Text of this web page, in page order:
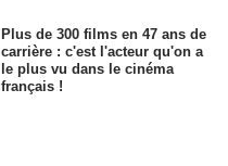
Plus de 300 films en 47 ans de
carrière : c'est l'acteur qu'on a
le plus vu dans le cinéma
français !